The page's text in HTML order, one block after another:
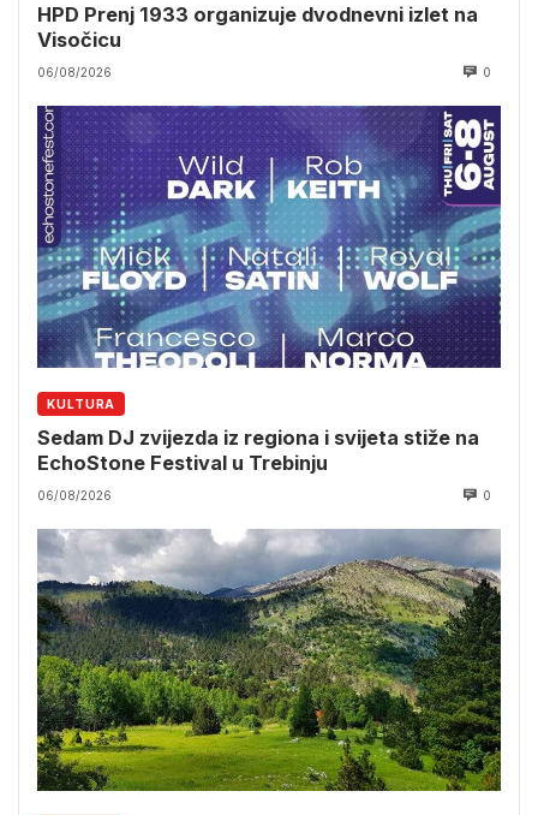
HPD Prenj 1933 organizuje dvodnevni izlet na
Visočicu
06/08/2026 0
KULTURA
Sedam DJ zvijezda iz regiona i svijeta stiže na
EchoStone Festival u Trebinju
06/08/2026 0